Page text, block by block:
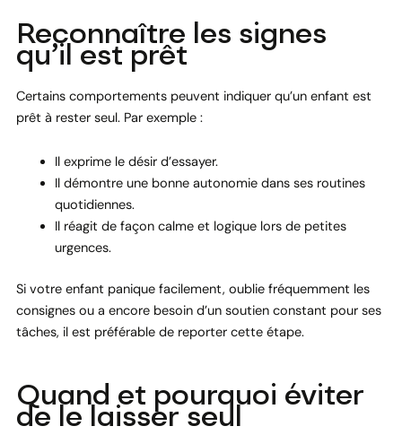
Reconnaître les signes
qu’il est prêt
Certains comportements peuvent indiquer qu’un enfant est
prêt à rester seul. Par exemple :
Il exprime le désir d’essayer.
Il démontre une bonne autonomie dans ses routines
quotidiennes.
Il réagit de façon calme et logique lors de petites
urgences.
Si votre enfant panique facilement, oublie fréquemment les
consignes ou a encore besoin d’un soutien constant pour ses
tâches, il est préférable de reporter cette étape.
Quand et pourquoi éviter
de le laisser seul